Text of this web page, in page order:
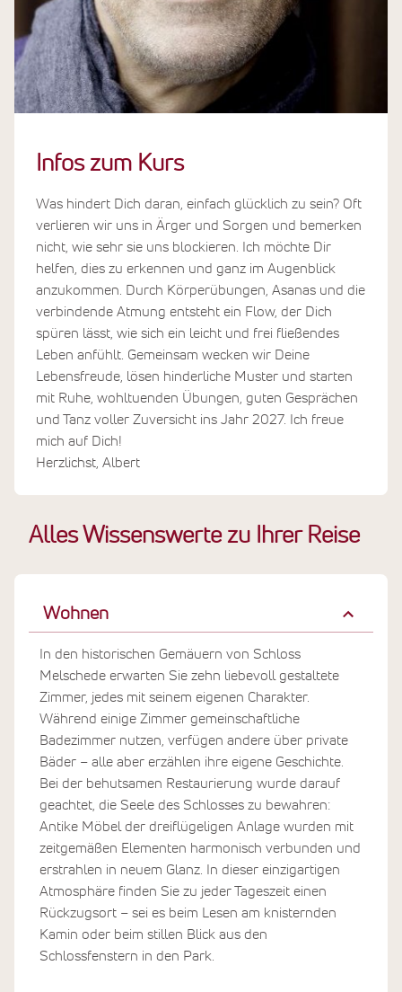
Alles Wissenswerte zu Ihrer Reise
Wohnen
In den historischen Gemäuern von Schloss
Melschede erwarten Sie zehn liebevoll gestaltete
Zimmer, jedes mit seinem eigenen Charakter.
Während einige Zimmer gemeinschaftliche
Badezimmer nutzen, verfügen andere über private
Bäder – alle aber erzählen ihre eigene Geschichte.
Bei der behutsamen Restaurierung wurde darauf
geachtet, die Seele des Schlosses zu bewahren:
Antike Möbel der dreiflügeligen Anlage wurden mit
zeitgemäßen Elementen harmonisch verbunden und
erstrahlen in neuem Glanz. In dieser einzigartigen
Atmosphäre finden Sie zu jeder Tageszeit einen
Rückzugsort – sei es beim Lesen am knisternden
Kamin oder beim stillen Blick aus den
Schlossfenstern in den Park.
Infos zum Kurs
Was hindert Dich daran, einfach glücklich zu sein? Oft
verlieren wir uns in Ärger und Sorgen und bemerken
nicht, wie sehr sie uns blockieren. Ich möchte Dir
helfen, dies zu erkennen und ganz im Augenblick
anzukommen. Durch Körperübungen, Asanas und die
verbindende Atmung entsteht ein Flow, der Dich
spüren lässt, wie sich ein leicht und frei fließendes
Leben anfühlt. Gemeinsam wecken wir Deine
Lebensfreude, lösen hinderliche Muster und starten
mit Ruhe, wohltuenden Übungen, guten Gesprächen
und Tanz voller Zuversicht ins Jahr 2027. Ich freue
mich auf Dich!
Herzlichst, Albert